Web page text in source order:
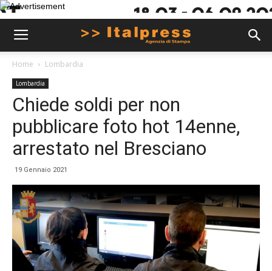
Home Lombardia
Lombardia
Chiede soldi per non
pubblicare foto hot 14enne,
arrestato nel Bresciano
19 Gennaio 2021